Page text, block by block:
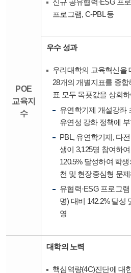
POE
교육지
수
프로그램, C-PBL 등
우수 성과
우리대학의 교육혁신을
28개의 개별지표를 종
표 모두 목푯값을 상회
유연학기제 개설강좌
유연성 강화 정책에
PBL, 유연학기제, 다
생이 3,125명 참여하
120.5% 달성하여 학
천 및 현장중심형 문
유협력·ESG 프로그
명) 대비 142.2% 달성
영
대학의 노력
핵심역량(4C)진단에 대